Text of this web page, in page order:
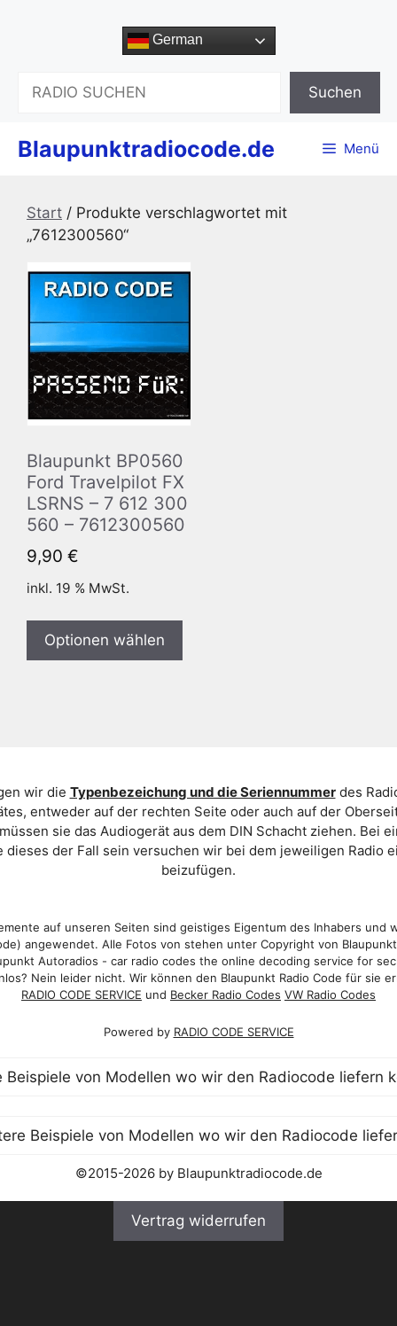
German
Suchen
Blaupunktradiocode.de Menü
Start / Produkte verschlagwortet mit
„7612300560“
Blaupunkt BP0560
Ford Travelpilot FX
LSRNS – 7 612 300
560 – 7612300560
9,90 €
inkl. 19 % MwSt.
Optionen wählen
wir die Typenbezeichung und die Seriennummerdes
entweder auf der rechten Seite oder auch auf der
sie das Audiogerät aus dem DIN Schacht ziehen. Bei
der Fall sein versuchen wir bei dem jeweiligen Radio
beizufügen.
auf unseren Seiten sind geistiges Eigentum des Inhabers und
angewendet. Alle Fotos von stehen unter Copyright von
Autoradios - car radio codes the online decoding service for
Nein leider nicht. Wir können den Blaupunkt Radio Code für sie
RADIO CODE SERVICE und Becker Radio Codes VW Radio Codes
Powered by RADIO CODE SERVICE
©2015-2026 by Blaupunktradiocode.de
Vertrag widerrufen